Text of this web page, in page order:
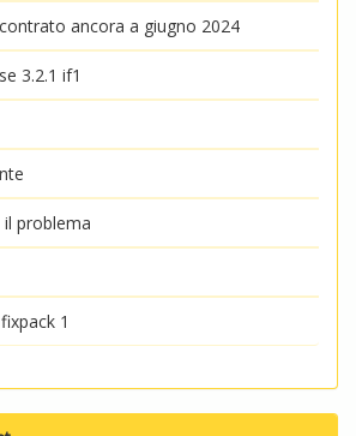
ancora a giugno 2024
3.2.1 if1
problema
1